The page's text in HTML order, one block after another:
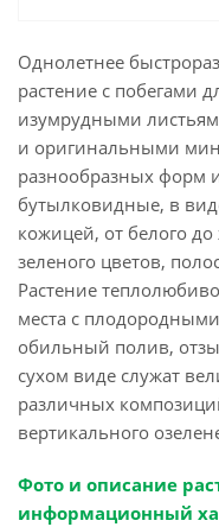
Однолетнее
растение с побегами
изумрудными
и оригинальными
разнообразных форм
бутылковидные, в
кожицей, от белого
зеленого цветов,
Растение
места с
обильный полив,
сухом виде служат
различных
вертикального
Фото и описание
информационный